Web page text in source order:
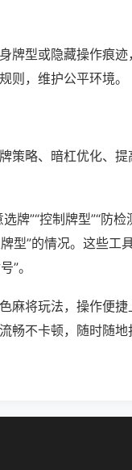
牌型或隐藏操作痕迹
则，维护公平环境。
策略、暗杠优化、
牌”“控制牌型”“防检
型”的情况。这些工
”。
麻将玩法，操作便
畅不卡顿，随时随